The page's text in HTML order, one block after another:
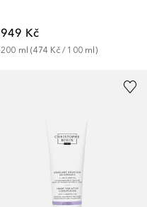
949 Kč
200 ml (474 Kč / 100 ml)